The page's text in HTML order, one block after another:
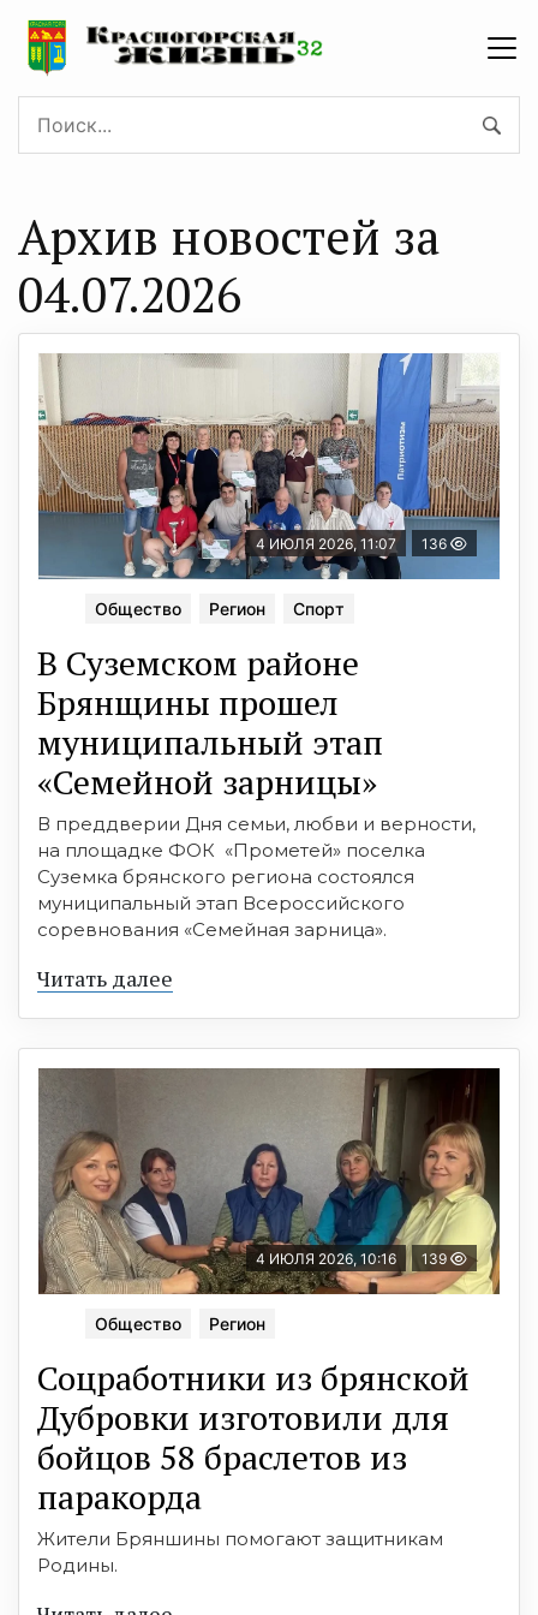
Архив новостей за
04.07.2026
4 ИЮЛЯ 2026, 11:07 136
Общество Регион Спорт
В Суземском районе
Брянщины прошел
муниципальный этап
«Семейной зарницы»
В преддверии Дня семьи, любви и верности,
на площадке ФОК «Прометей» поселка
Суземка брянского региона состоялся
муниципальный этап Всероссийского
соревнования «Семейная зарница».
Читать далее
4 ИЮЛЯ 2026, 10:16 139
Общество Регион
Соцработники из брянской
Дубровки изготовили для
бойцов 58 браслетов из
паракорда
Жители Бряншины помогают защитникам
Родины.